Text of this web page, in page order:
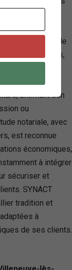
brille par son
que l’immobilier
ainsi que le
dynamiques,
au Réseau
dans
affirmant son
ou
notariale, avec
est reconnue
économiques,
à intégrer
sécuriser et
SYNACT
tradition et
à
de ses clients.